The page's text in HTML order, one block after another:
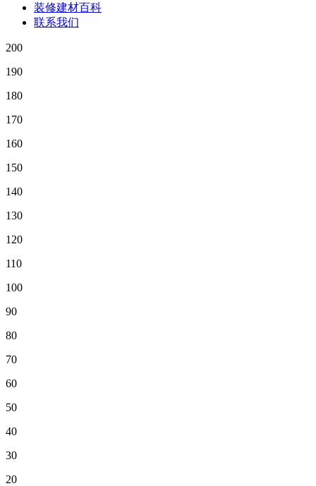
装修建材百科
联系我们
200
190
180
170
160
150
140
130
120
110
100
90
80
70
60
50
40
30
20